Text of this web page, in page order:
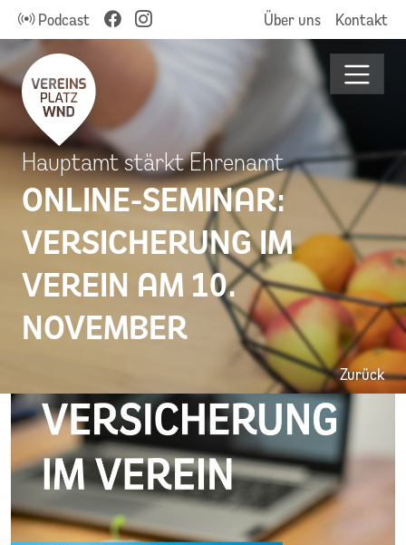
Podcast Über uns Kontakt
ONLINE-SEMINAR:
VERSICHERUNG IM
VEREIN AM 10.
NOVEMBER
Hauptamt stärkt Ehrenamt
Zurück